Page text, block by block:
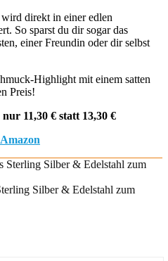
direkt in einer edlen
So sparst du dir sogar das
einer Freundin oder dir selbst
Highlight mit einem satten
Preis!
11,30 € statt 13,30 €
Silber & Edelstahl zum